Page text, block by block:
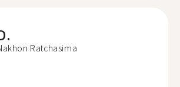
Ratchasima